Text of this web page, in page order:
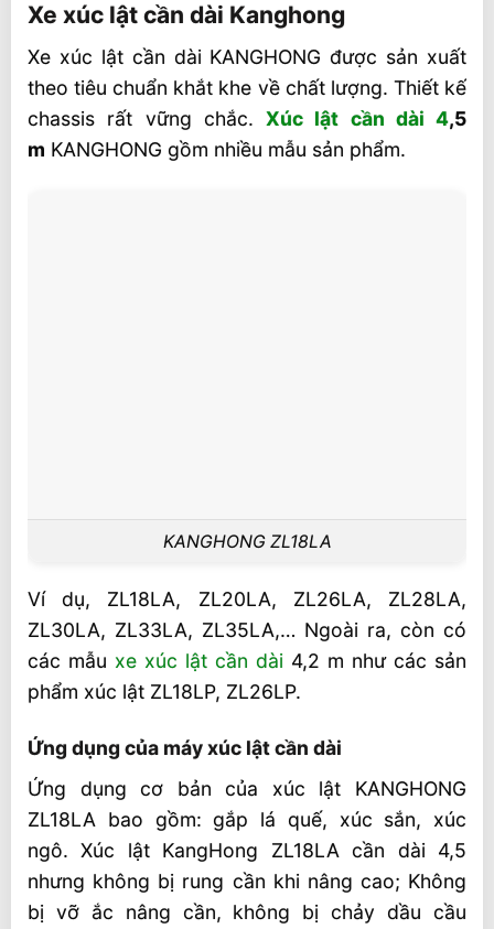
Ứng dụng của máy xúc lật cần dài
Ưu điểm khác biệt xe xúc lật cần dài
KangHong
Thông số kỹ thuật xúc lật cần dài
Kanghong ZL18LA
Xe xúc lật cần dài Kanghong
Xe xúc lật cần dài KANGHONG được sản xuất
theo tiêu chuẩn khắt khe về chất lượng. Thiết kế
chassis rất vững chắc. Xúc lật cần dài 4,5
m KANGHONG gồm nhiều mẫu sản phẩm.
KANGHONG ZL18LA
Ví dụ, ZL18LA, ZL20LA, ZL26LA, ZL28LA,
ZL30LA, ZL33LA, ZL35LA,… Ngoài ra, còn có
các mẫu xe xúc lật cần dài 4,2 m như các sản
phẩm xúc lật ZL18LP, ZL26LP.
Ứng dụng của máy xúc lật cần dài
Ứng dụng cơ bản của xúc lật KANGHONG
ZL18LA bao gồm: gắp lá quế, xúc sắn, xúc
ngô. Xúc lật KangHong ZL18LA cần dài 4,5
nhưng không bị rung cần khi nâng cao; Không
bị vỡ ắc nâng cần, không bị chảy dầu cầu